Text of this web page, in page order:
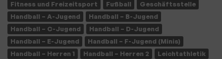
Fitness und Freizeitsport
Fußball
Geschäftsstelle
Handball – A-Jugend
Handball – B-Jugend
Handball – C-Jugend
Handball – D-Jugend
Handball – E-Jugend
Handball – F-Jugend (Minis)
Handball – Herren 1
Handball – Herren 2
Leichtathletik